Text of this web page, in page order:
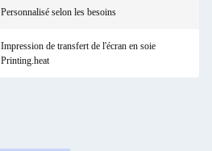
Personnalisé selon les besoins
Impression de transfert de l'écran en soie
Printing.heat